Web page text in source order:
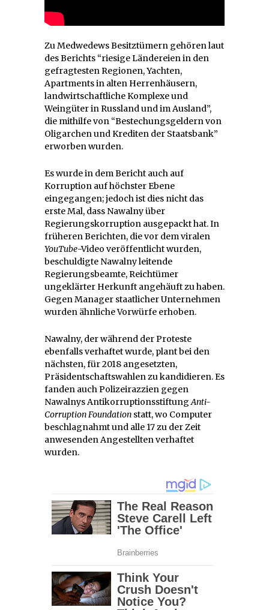
Zu Medwedews Besitztümern gehören laut
des Berichts “riesige Ländereien in den
gefragtesten Regionen, Yachten,
Apartments in alten Herrenhäusern,
landwirtschaftliche Komplexe und
Weingüter in Russland und im Ausland”,
die mithilfe von “Bestechungsgeldern von
Oligarchen und Krediten der Staatsbank”
erworben wurden.
Es wurde in dem Bericht auch auf
Korruption auf höchster Ebene
eingegangen; jedoch ist dies nicht das
erste Mal, dass Nawalny über
Regierungskorruption ausgepackt hat. In
früheren Berichten, die vor dem viralen
YouTube-Video veröffentlicht wurden,
beschuldigte Nawalny leitende
Regierungsbeamte, Reichtümer
ungeklärter Herkunft angehäuft zu haben.
Gegen Manager staatlicher Unternehmen
wurden ähnliche Vorwürfe erhoben.
Nawalny, der während der Proteste
ebenfalls verhaftet wurde, plant bei den
nächsten, für 2018 angesetzten,
Präsidentschaftswahlen zu kandidieren. Es
fanden auch Polizeirazzien gegen
Nawalnys AntikorruptionsstiftungAnti-
Corruption Foundation statt, wo Computer
beschlagnahmt und alle 17 zu der Zeit
anwesenden Angestellten verhaftet
wurden.